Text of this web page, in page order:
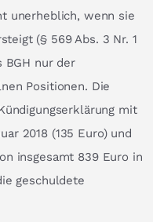
unerheblich, wenn sie
(§ 569 Abs. 3 Nr. 1
BGH nur der
Positionen. Die
mit
2018 (135 Euro) und
insgesamt 839 Euro in
geschuldete